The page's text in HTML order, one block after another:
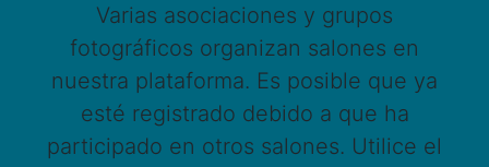
Varias asociaciones y grupos
fotográficos organizan salones en
nuestra plataforma. Es posible que ya
esté registrado debido a que ha
participado en otros salones. Utilice el